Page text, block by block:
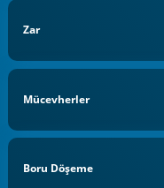
Zar
Mücevherler
Boru Döşeme